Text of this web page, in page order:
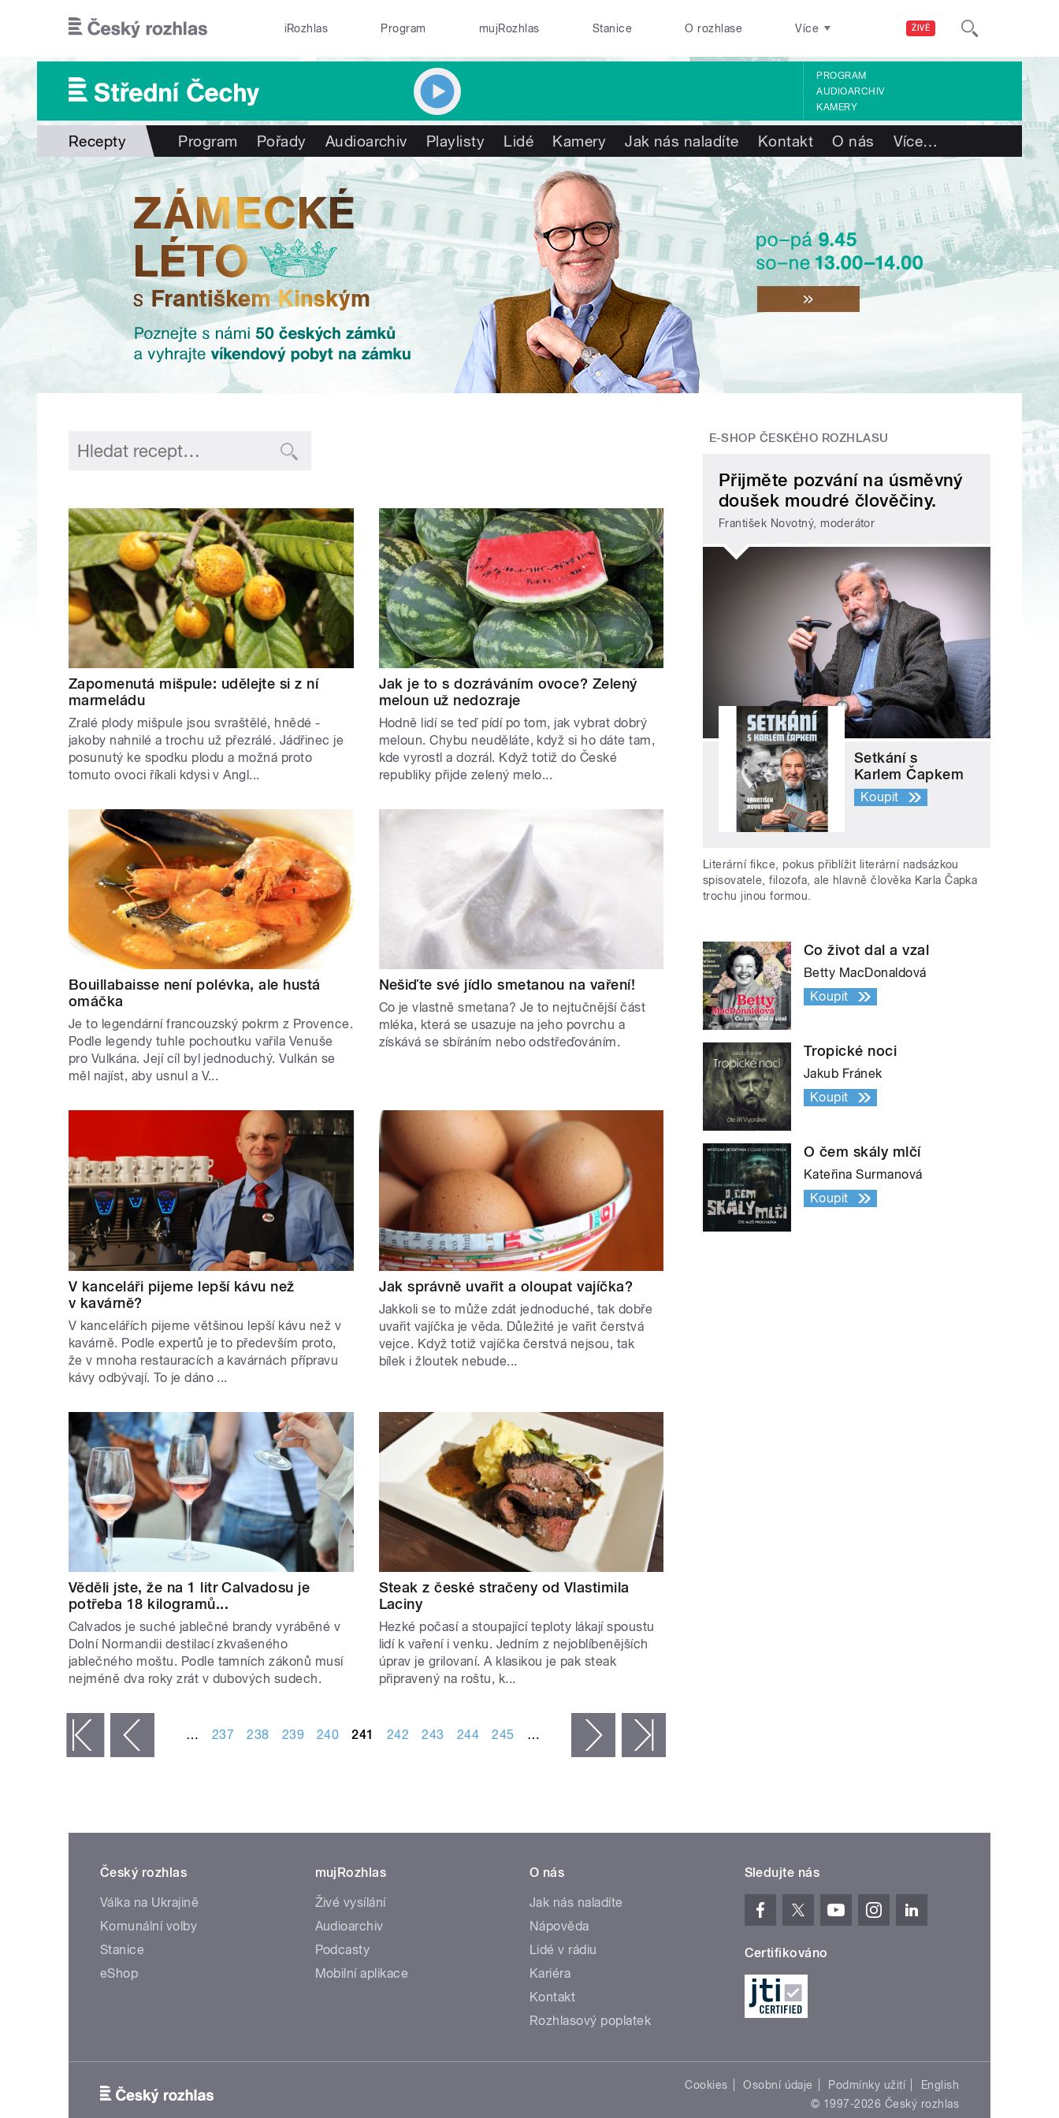
ŽIVĚ
iRozhlas Program mujRozhlas Stanice O rozhlase Více
PROGRAM
AUDIOARCHIV
KAMERY
Recepty Program Pořady Audioarchiv Playlisty Lidé Kamery Jak nás naladíte Kontakt O nás Více…
Zapomenutá mišpule: udělejte si z ní
marmeládu
Zralé plody mišpule jsou svraštělé, hnědé -
jakoby nahnilé a trochu už přezrálé. Jádřinec je
posunutý ke spodku plodu a možná proto
tomuto ovoci říkali kdysi v Angl...
Jak je to s dozráváním ovoce? Zelený
meloun už nedozraje
Hodně lidí se teď pídí po tom, jak vybrat dobrý
meloun. Chybu neuděláte, když si ho dáte tam,
kde vyrostl a dozrál. Když totiž do České
republiky přijde zelený melo...
Bouillabaisse není polévka, ale hustá
omáčka
Je to legendární francouzský pokrm z Provence.
Podle legendy tuhle pochoutku vařila Venuše
pro Vulkána. Její cíl byl jednoduchý. Vulkán se
měl najíst, aby usnul a V...
Nešiďte své jídlo smetanou na vaření!
Co je vlastně smetana? Je to nejtučnější část
mléka, která se usazuje na jeho povrchu a
získává se sbíráním nebo odstřeďováním.
V kanceláři pijeme lepší kávu než
v kavárně?
V kancelářích pijeme většinou lepší kávu než v
kavárně. Podle expertů je to především proto,
že v mnoha restauracích a kavárnách přípravu
kávy odbývají. To je dáno ...
Jak správně uvařit a oloupat vajíčka?
Jakkoli se to může zdát jednoduché, tak dobře
uvařit vajíčka je věda. Důležité je vařit čerstvá
vejce. Když totiž vajíčka čerstvá nejsou, tak
bílek i žloutek nebude...
Věděli jste, že na 1 litr Calvadosu je
potřeba 18 kilogramů...
Calvados je suché jablečné brandy vyráběné v
Dolní Normandii destilací zkvašeného
jablečného moštu. Podle tamních zákonů musí
nejméně dva roky zrát v dubových sudech.
Steak z české stračeny od Vlastimila
Laciny
Hezké počasí a stoupající teploty lákají spoustu
lidí k vaření i venku. Jedním z nejoblíbenějších
úprav je grilovaní. A klasikou je pak steak
připravený na roštu, k...
‹ předchozí … 237 238 239 240 241 242 243 244 245 … následující ›
E-SHOP ČESKÉHO ROZHLASU
Přijměte pozvání na úsměvný
doušek moudré člověčiny.
František Novotný, moderátor
Setkání s
Karlem Čapkem
Koupit
Literární fikce, pokus přiblížit literární nadsázkou
spisovatele, filozofa, ale hlavně člověka Karla Čapka
trochu jinou formou.
Co život dal a vzal
Betty MacDonaldová
Koupit
Tropické noci
Jakub Fránek
Koupit
O čem skály mlčí
Kateřina Surmanová
Koupit
Český rozhlas
Válka na Ukrajině
Komunální volby
Stanice
eShop
mujRozhlas
Živé vysílání
Audioarchiv
Podcasty
Mobilní aplikace
O nás
Jak nás naladíte
Nápověda
Lidé v rádiu
Kariéra
Kontakt
Rozhlasový poplatek
Sledujte nás
Certifikováno
Cookies Osobní údaje Podmínky užití
English
© 1997-2026 Český rozhlas